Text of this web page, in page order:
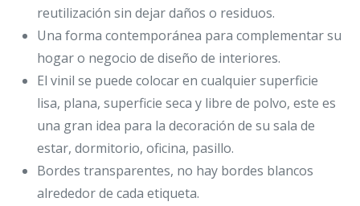
reutilización sin dejar daños o residuos.
Una forma contemporánea para complementar su
hogar o negocio de diseño de interiores.
El vinil se puede colocar en cualquier superficie
lisa, plana, superficie seca y libre de polvo, este es
una gran idea para la decoración de su sala de
estar, dormitorio, oficina, pasillo.
Bordes transparentes, no hay bordes blancos
alrededor de cada etiqueta.